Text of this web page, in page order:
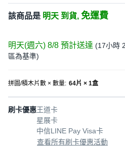
該商品是 明天 到貨, 免運費
明天(週六) 8/8 預計送達 (17小時
區為基準)
拼圖/積木片數 × 數量: 64片 × 1盒
刷卡優惠王道卡
星展卡
中信LINE Pay Visa卡
查看所有刷卡優惠活動